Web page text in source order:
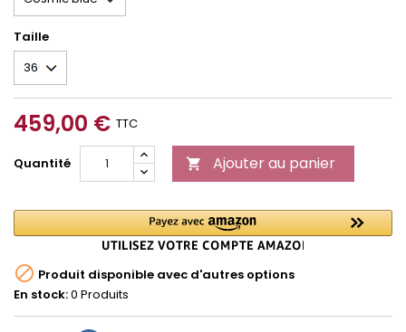
Taille
459,00 € TTC
Quantité  Ajouter au panier
 Produit disponible avec d'autres options
En stock:0 Produits